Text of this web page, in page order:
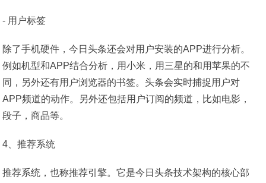
- 用户标签
除了手机硬件，今日头条还会对用户安装的APP进行分析。
例如机型和APP结合分析，用小米，用三星的和用苹果的不
同，另外还有用户浏览器的书签。头条会实时捕捉用户对
APP频道的动作。另外还包括用户订阅的频道，比如电影，
段子，商品等。
4、推荐系统
推荐系统，也称推荐引擎。它是今日头条技术架构的核心部